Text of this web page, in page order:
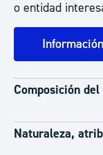
o entidad
Composición del
Naturaleza,